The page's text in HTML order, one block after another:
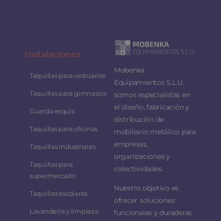
Instalaciones
Taquillas para vestuarios
Taquillas para gimnasios
Guarda esquís
Taquillas para oficinas
Taquillas industriales
Taquillas para
supermercado
Taquillas escolares
Lavandería y limpieza
Mobenka
Equipamientos S.L.U.
somos especialistas en
el diseño, fabricación y
distribución de
mobiliario metálico para
empresas,
organizaciones y
colectividades.
Nuestro objetivo es
ofrecer soluciones
funcionales y duraderas